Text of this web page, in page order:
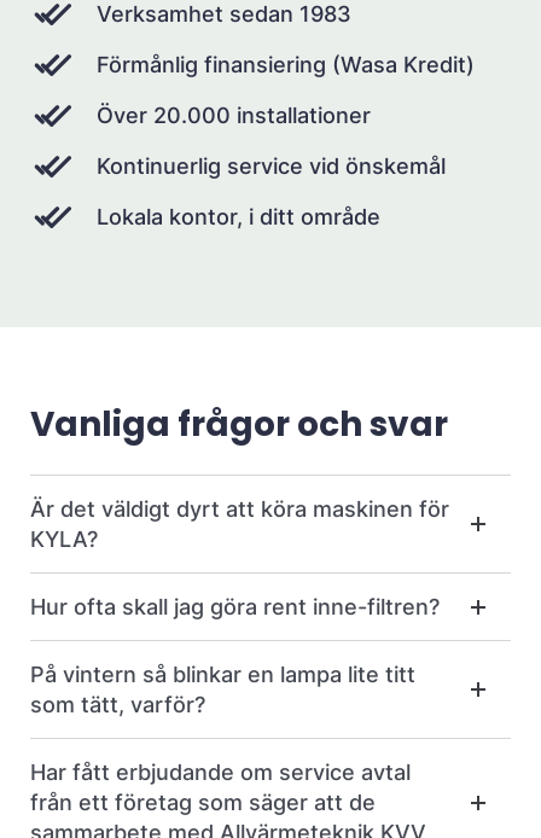
Verksamhet sedan 1983
Förmånlig finansiering (Wasa Kredit)
Över 20.000 installationer
Kontinuerlig service vid önskemål
Lokala kontor, i ditt område
Vanliga frågor och svar
Är det väldigt dyrt att köra maskinen för
KYLA?
Hur ofta skall jag göra rent inne-filtren?
På vintern så blinkar en lampa lite titt
som tätt, varför?
Har fått erbjudande om service avtal
från ett företag som säger att de
sammarbete med Allvärmeteknik KVV